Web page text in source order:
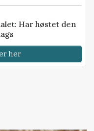
Har høstet den
her